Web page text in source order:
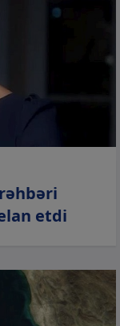
etdi